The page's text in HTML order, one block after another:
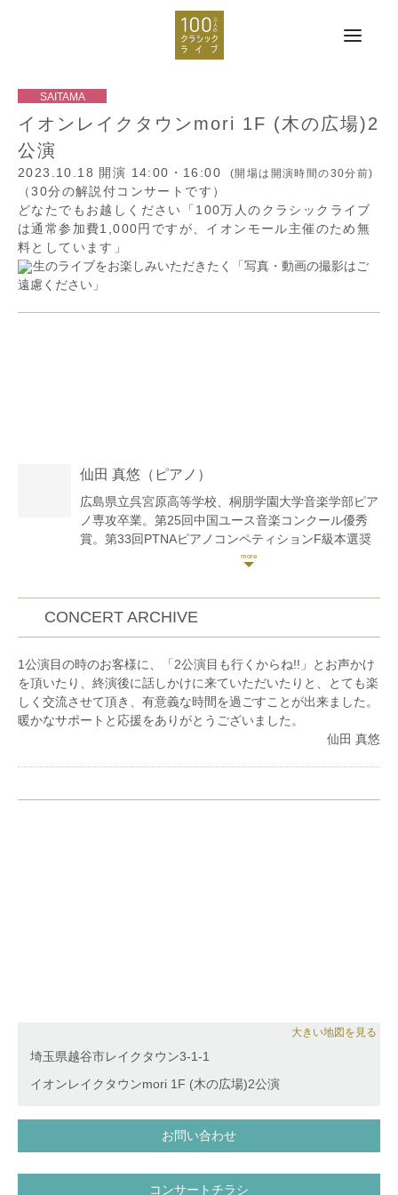
イオンレイクタウンmori 1F (木の広場)2
公演
2023.10.18 開演 14:00・16:00 (開場は開演時間の30分前)
（30分の解説付コンサートです）
どなたでもお越しください「100万人のクラシックライブ
は通常参加費1,000円ですが、イオンモール主催のため無
料としています」
生のライブをお楽しみいただきたく「写真・動画の撮影はご
遠慮ください」
仙田 真悠 （ピアノ）
広島県立呉宮原高等学校、桐朋学園大学音楽学部ピア
ノ専攻卒業。第25回中国ユース音楽コンクール優秀
賞。第33回PTNAピアノコンペティションF級本選奨
励賞。第12回ベーテン音楽コンクール全国大会ベスト
大会入賞。ウィーンナームジークセミナーに参加。ア
レキサンダー・ロスラー氏に師事。
あたる。
これまでに瀬野信子、小嶋素子、松本和将、竹内啓
子、本村久子、今井彩子の各氏に師事。
CONCERT ARCHIVE
1公演目の時のお客様に、「2公演目も行くからね!!」とお声かけ
を頂いたり、終演後に話しかけに来ていただいたりと、とても楽
しく交流させて頂き、有意義な時間を過ごすことが出来ました。
暖かなサポートと応援をありがとうございました。
仙田 真悠
大きい地図を見る
埼玉県越谷市レイクタウン3-1-1
イオンレイクタウンmori 1F (木の広場)2公演
お問い合わせ
コンサートチラシ